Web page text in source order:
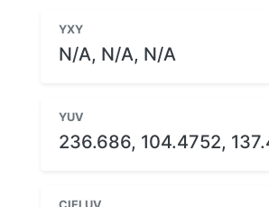
YXY
N/A, N/A, N/A
YUV
236.686, 104.4752,
CIELUV